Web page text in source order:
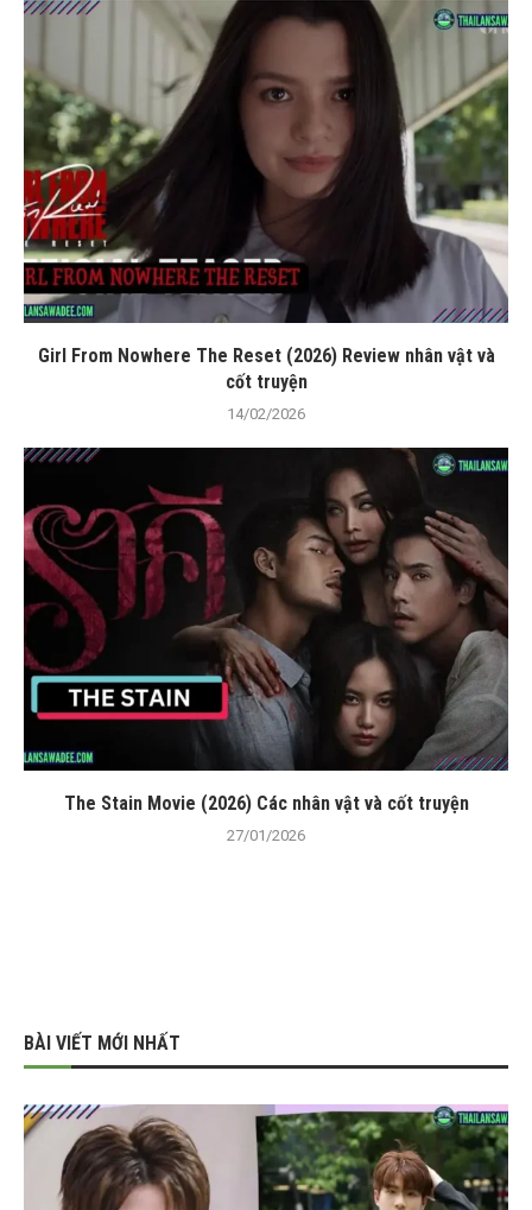
Girl From Nowhere The Reset (2026) Review nhân vật và
cốt truyện
14/02/2026
The Stain Movie (2026) Các nhân vật và cốt truyện
27/01/2026
BÀI VIẾT MỚI NHẤT